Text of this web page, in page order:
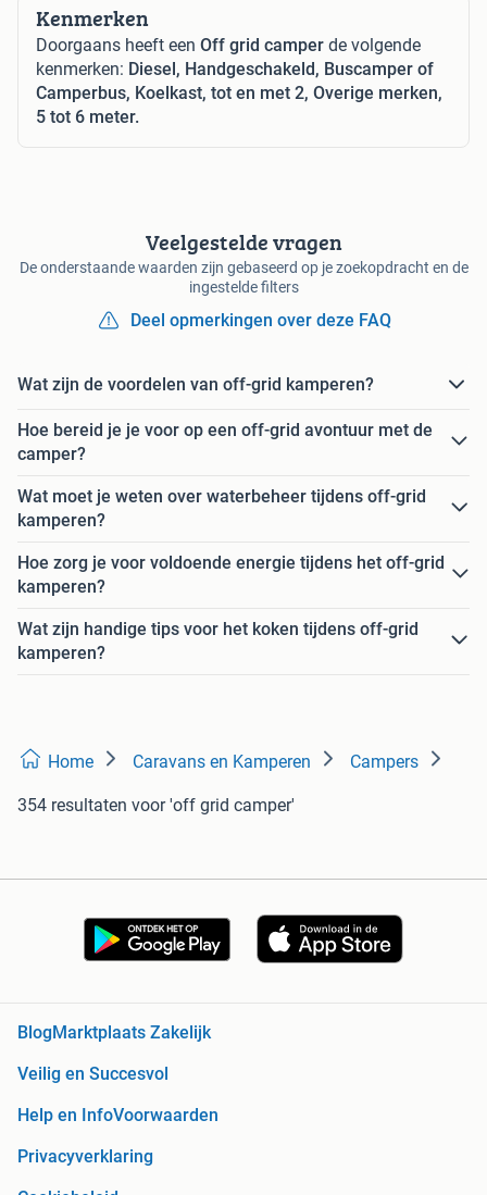
Kenmerken
Doorgaans heeft een Off grid camper de volgende
kenmerken: Diesel, Handgeschakeld, Buscamper of
Camperbus, Koelkast, tot en met 2, Overige merken,
5 tot 6 meter.
Veelgestelde vragen
De onderstaande waarden zijn gebaseerd op je zoekopdracht en de
ingestelde filters
Deel opmerkingen over deze FAQ
Wat zijn de voordelen van off-grid kamperen?
Hoe bereid je je voor op een off-grid avontuur met de
camper?
Wat moet je weten over waterbeheer tijdens off-grid
kamperen?
Hoe zorg je voor voldoende energie tijdens het off-grid
kamperen?
Wat zijn handige tips voor het koken tijdens off-grid
kamperen?
Home Caravans en Kamperen Campers
354 resultaten voor 'off grid camper'
BlogMarktplaats Zakelijk
Veilig en Succesvol
Help en InfoVoorwaarden
Privacyverklaring